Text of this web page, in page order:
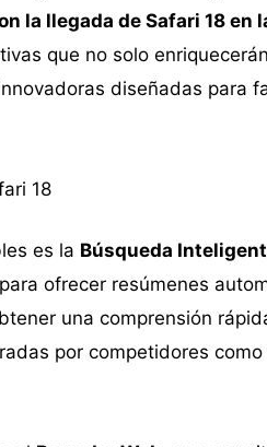
la llegada de Safari 18 en
que no solo
diseñadas para
18
es la Búsqueda
ofrecer resúmenes
una comprensión
por competidores como